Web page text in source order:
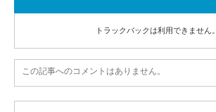
トラックバックは利用できません。
この記事へのコメントはありません。